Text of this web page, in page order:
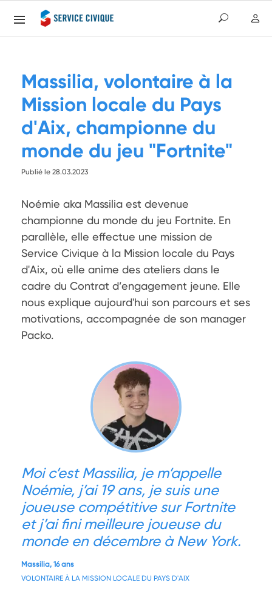
Massilia, volontaire à la
Mission locale du Pays
d'Aix, championne du
monde du jeu "Fortnite"
Publié le 28.03.2023
Noémie aka Massilia est devenue
championne du monde du jeu Fortnite. En
parallèle, elle effectue une mission de
Service Civique à la Mission locale du Pays
d'Aix, où elle anime des ateliers dans le
cadre du Contrat d’engagement jeune. Elle
nous explique aujourd'hui son parcours et ses
motivations, accompagnée de son manager
Packo.
Moi c’est Massilia, je m’appelle
Noémie, j’ai 19 ans, je suis une
joueuse compétitive sur Fortnite
et j’ai fini meilleure joueuse du
monde en décembre à New York.
Massilia, 16 ans
VOLONTAIRE À LA MISSION LOCALE DU PAYS D'AIX